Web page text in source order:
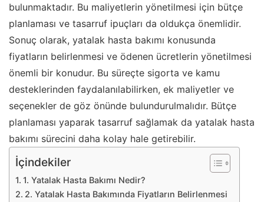
bulunmaktadır. Bu maliyetlerin yönetilmesi için bütçe
planlaması ve tasarruf ipuçları da oldukça önemlidir.
Sonuç olarak, yatalak hasta bakımı konusunda
fiyatların belirlenmesi ve ödenen ücretlerin yönetilmesi
önemli bir konudur. Bu süreçte sigorta ve kamu
desteklerinden faydalanılabilirken, ek maliyetler ve
seçenekler de göz önünde bulundurulmalıdır. Bütçe
planlaması yaparak tasarruf sağlamak da yatalak hasta
bakımı sürecini daha kolay hale getirebilir.
İçindekiler
1. Yatalak Hasta Bakımı Nedir?
2. Yatalak Hasta Bakımında Fiyatların Belirlenmesi